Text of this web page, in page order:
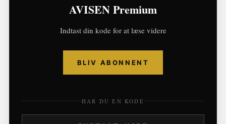
udarbejdet en mere tilgængelig, journalistisk
materialet fra samtlige direktørområder ligger
AVISEN Premium
Indtast din kode for at læse videre
BLIV ABONNENT
HAR DU EN KODE